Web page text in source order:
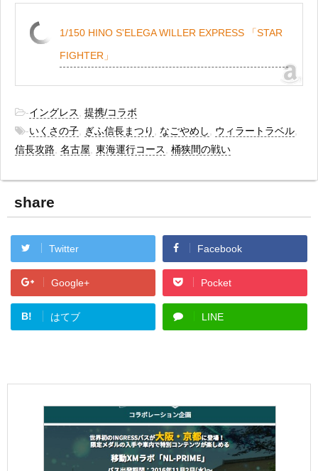
1/150 HINO S'ELEGA WILLER EXPRESS 「STAR
FIGHTER」
-イングレス
提携/コラボ
-いくさの子 ぎふ信長まつり なごやめし ウィラートラベル
信長攻路 名古屋 東海運行コース 桶狭間の戦い
share
Twitter Facebook
Google+ Pocket
B! はてブ LINE